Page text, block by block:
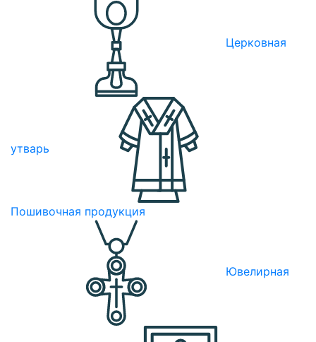
Церковная
утварь
Пошивочная продукция
Ювелирная